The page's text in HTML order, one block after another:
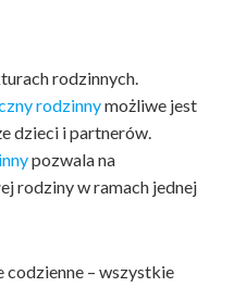
rodzinnych.
rodzinnymożliwe jest
dzieci i partnerów.
pozwala na
rodziny w ramach jednej
codzienne – wszystkie